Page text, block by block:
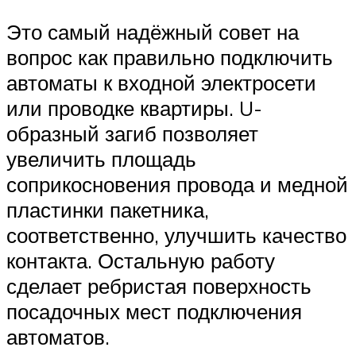
Это самый надёжный совет на
вопрос как правильно подключить
автоматы к входной электросети
или проводке квартиры. U-
образный загиб позволяет
увеличить площадь
соприкосновения провода и медной
пластинки пакетника,
соответственно, улучшить качество
контакта. Остальную работу
сделает ребристая поверхность
посадочных мест подключения
автоматов.